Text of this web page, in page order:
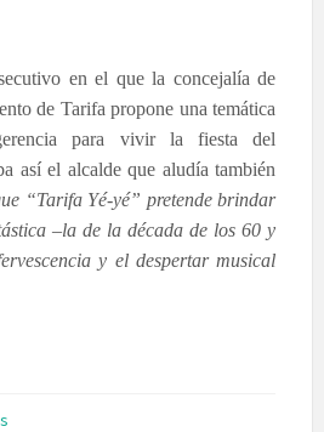
en el que la concejalía de
de Tarifa propone una temática
para vivir la fiesta del
así el alcalde que aludía también
“Tarifa Yé-yé” pretende brindar
–la de la década de los 60 y
y el despertar musical